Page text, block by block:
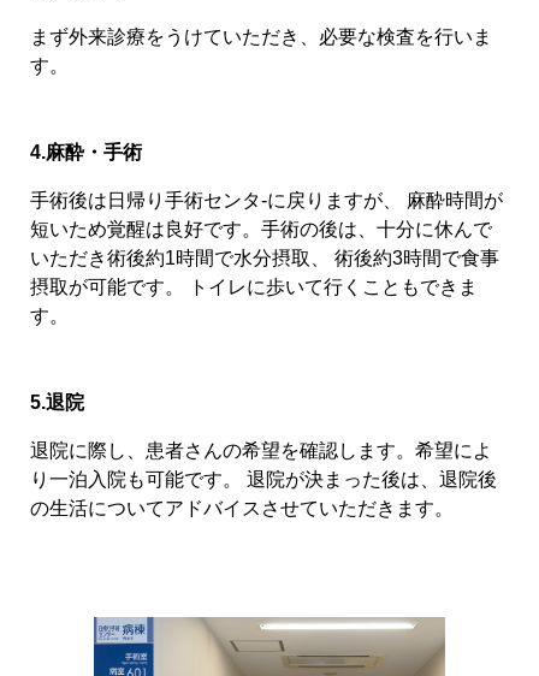
まず外来診療をうけていただき、必要な検査を行いま
す。
4.麻酔・手術
手術後は日帰り手術センタ-に戻りますが、 麻酔時間が
短いため覚醒は良好です。手術の後は、十分に休んで
いただき術後約1時間で水分摂取、 術後約3時間で食事
摂取が可能です。 トイレに歩いて行くこともできま
す。
5.退院
退院に際し、患者さんの希望を確認します。希望によ
り一泊入院も可能です。 退院が決まった後は、退院後
の生活についてアドバイスさせていただきます。